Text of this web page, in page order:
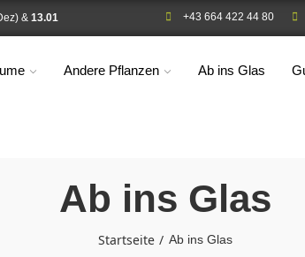
& 13.01 +43 664 422 44 80
Andere Pflanzen Ab ins Glas
Ab ins Glas
Startseite Ab ins Glas